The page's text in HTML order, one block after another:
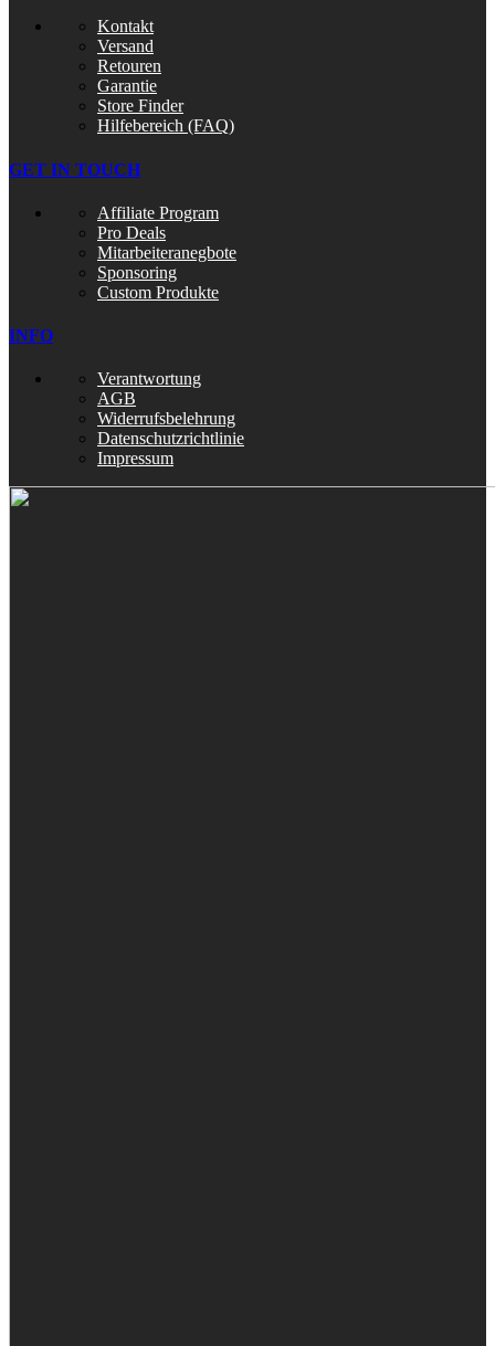
Kontakt
Versand
Retouren
Garantie
Store Finder
Hilfebereich (FAQ)
GET IN TOUCH
Affiliate Program
Pro Deals
Mitarbeiteranegbote
Sponsoring
Custom Produkte
INFO
Verantwortung
AGB
Widerrufsbelehrung
Datenschutzrichtlinie
Impressum